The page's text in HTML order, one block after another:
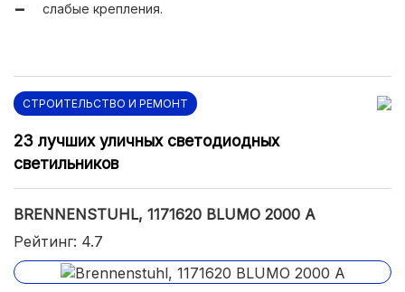
слабые крепления.
СТРОИТЕЛЬСТВО И РЕМОНТ
23 лучших уличных светодиодных
светильников
BRENNENSTUHL, 1171620 BLUMO 2000 A
Рейтинг: 4.7